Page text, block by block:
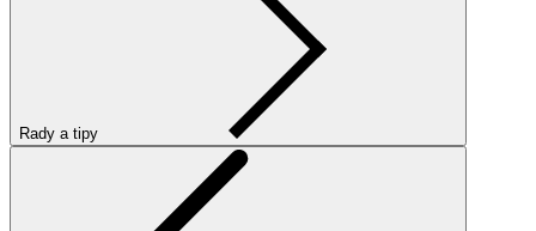
Rady a tipy